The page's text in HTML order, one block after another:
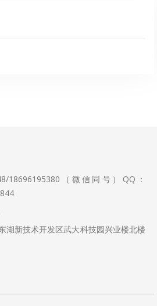
18696195380（微信同号）QQ：
湖新技术开发区武大科技园兴业楼北楼